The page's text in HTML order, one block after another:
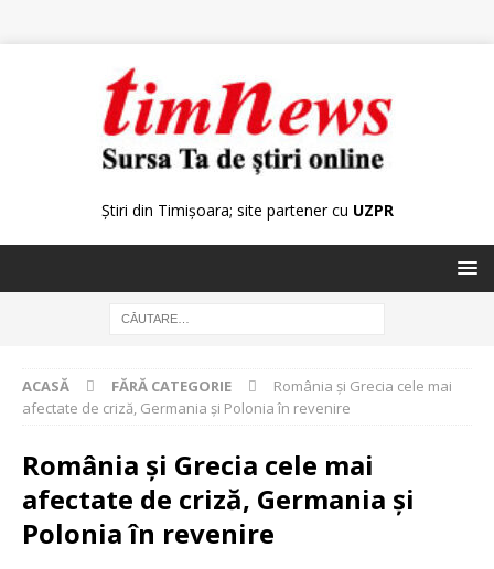
Știri din Timișoara; site partener cu UZPR
ACASĂ FĂRĂ CATEGORIE
România şi Grecia cele mai
afectate de criză, Germania şi Polonia în revenire
România şi Grecia cele mai
afectate de criză, Germania şi
Polonia în revenire